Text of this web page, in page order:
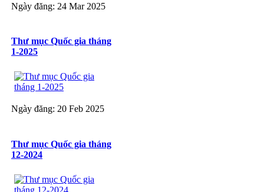
Ngày đăng: 24 Mar 2025
Thư mục Quốc gia tháng
1-2025
Ngày đăng: 20 Feb 2025
Thư mục Quốc gia tháng
12-2024